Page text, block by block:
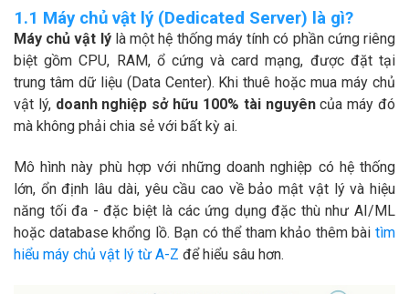
1.1 Máy chủ vật lý (Dedicated Server) là gì?
Máy chủ vật lýlà một hệ thống máy tính có phần cứng riêng
biệt gồm CPU, RAM, ổ cứng và card mạng, được đặt tại
trung tâm dữ liệu (Data Center). Khi thuê hoặc mua máy chủ
vật lý, doanh nghiệp sở hữu 100% tài nguyêncủa máy đó
mà không phải chia sẻ với bất kỳ ai.
Mô hình này phù hợp với những doanh nghiệp có hệ thống
lớn, ổn định lâu dài, yêu cầu cao về bảo mật vật lý và hiệu
năng tối đa - đặc biệt là các ứng dụng đặc thù như AI/ML
hoặc database khổng lồ. Bạn có thể tham khảo thêm bài tìm
hiểu máy chủ vật lý từ A-Z để hiểu sâu hơn.